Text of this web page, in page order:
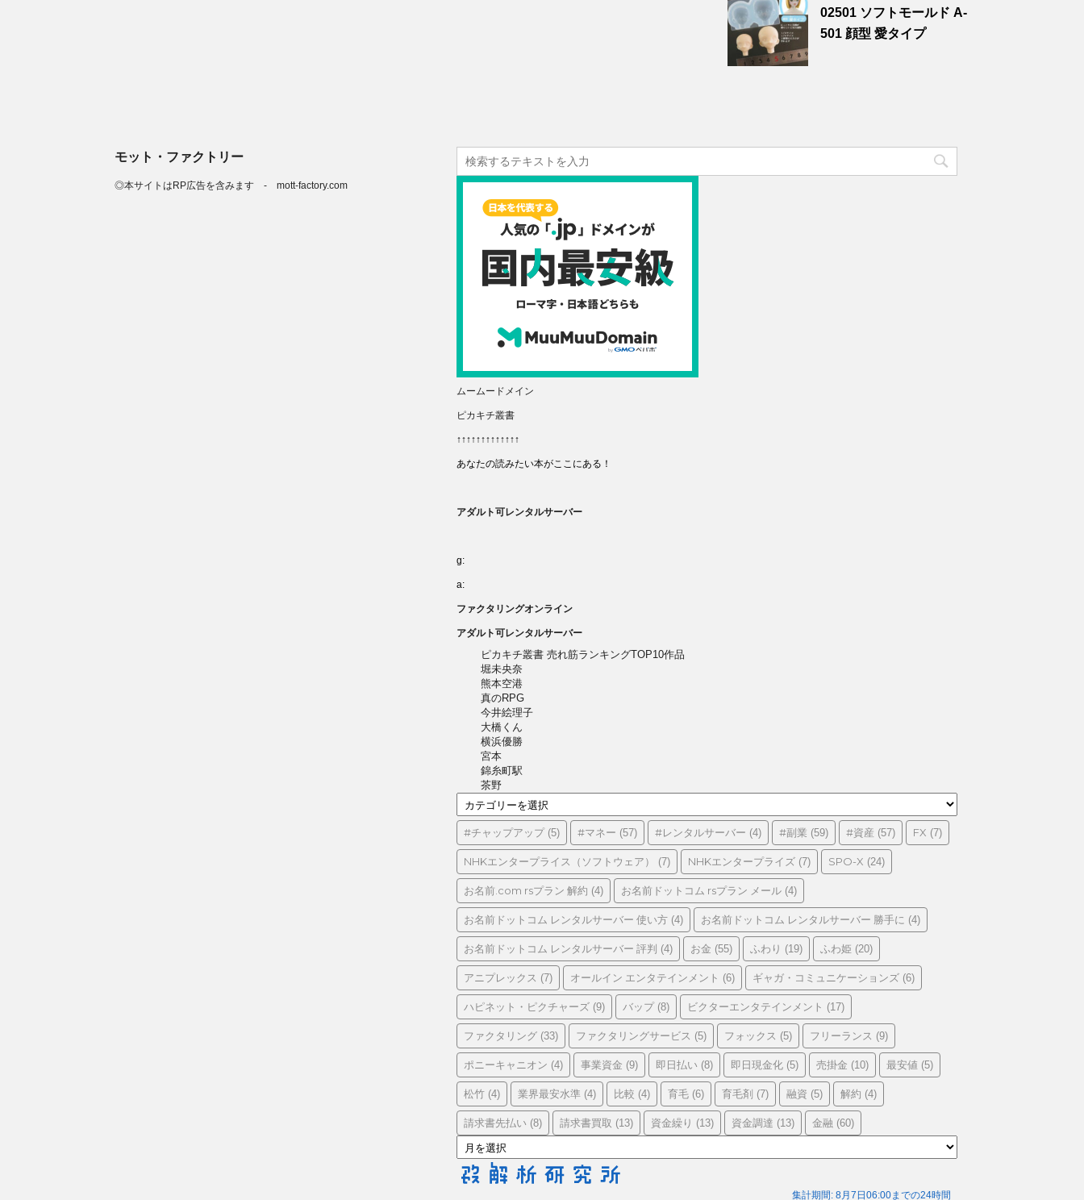
02501 ソフトモールド A-
501 顔型 愛タイプ
ムームードメイン
ピカキチ叢書
↑↑↑↑↑↑↑↑↑↑↑↑↑
あなたの読みたい本がここにある！
アダルト可レンタルサーバー
g:
a:
ファクタリングオンライン
アダルト可レンタルサーバー
ピカキチ叢書 売れ筋ランキングTOP10作品
堀未央奈
熊本空港
真のRPG
今井絵理子
大橋くん
横浜優勝
宮本
錦糸町駅
茶野
テ
ゴ
リ
ー
#チャップアップ(5) #マネー (57) #レンタルサーバー (4) #副業 (59) #資産 (57) FX (7)
NHKエンタープライス（ソフトウェア） (7) NHKエンタープライズ (7) SPO-X (24)
お名前.com rsプラン 解約 (4) お名前ドットコム rsプラン メール (4)
お名前ドットコム レンタルサーバー 使い方 (4) お名前ドットコム レンタルサーバー 勝手に (4)
お名前ドットコム レンタルサーバー 評判 (4) お金 (55) ふわり (19) ふわ姫 (20)
アニプレックス (7) オールイン エンタテインメント (6) ギャガ・コミュニケーションズ (6)
ハピネット・ピクチャーズ (9) バップ(8) ビクターエンタテインメント (17)
ファクタリング (33) ファクタリングサービス (5) フォックス (5) フリーランス (9)
ポニーキャニオン (4) 事業資金 (9) 即日払い (8) 即日現金化 (5) 売掛金 (10) 最安値 (5)
松竹 (4) 業界最安水準 (4) 比較 (4) 育毛 (6) 育毛剤 (7) 融資 (5) 解約 (4)
請求書先払い (8) 請求書買取 (13) 資金繰り (13) 資金調達 (13) 金融 (60)
ー
カ
イ
モット・ファクトリー
◎本サイトはRP広告を含みます - mott-factory.com